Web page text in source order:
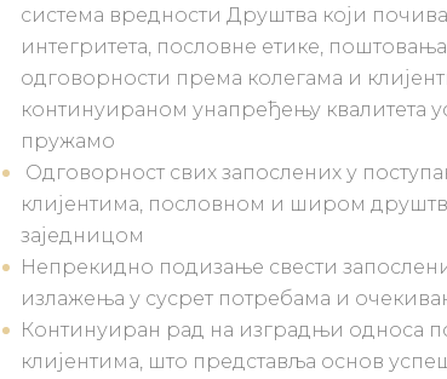
система вредности Друштва који
интегритета, пословне етике,
одговорности према колегама и
континуираном унапређењу квалитета
пружамо
Одговорност свих запослених у
клијентима, пословном и широм
заједницом
Непрекидно подизање свести
излажења у сусрет потребама и
Континуиран рад на изградњи односа
клијентима, што представља основ